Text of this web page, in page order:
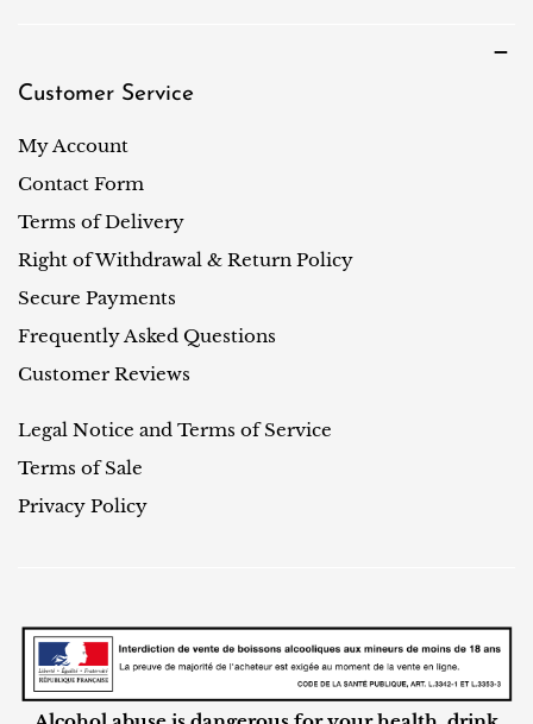
Customer Service
My Account
Contact Form
Terms of Delivery
Right of Withdrawal & Return Policy
Secure Payments
Frequently Asked Questions
Customer Reviews
Legal Notice and Terms of Service
Terms of Sale
Privacy Policy